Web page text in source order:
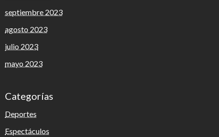
septiembre 2023
agosto 2023
julio 2023
mayo 2023
Categorías
Deportes
Espectáculos